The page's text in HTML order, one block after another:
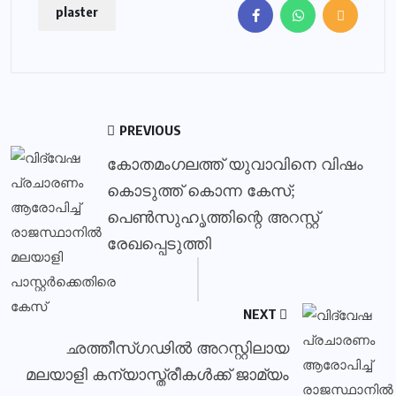
plaster
PREVIOUS
കോതമംഗലത്ത് യുവാവിനെ വിഷം
കൊടുത്ത് കൊന്ന കേസ്;
പെണ്‍സുഹൃത്തിന്റെ അറസ്റ്റ്
രേഖപ്പെടുത്തി
NEXT
ഛത്തീസ്ഗഢില്‍ അറസ്റ്റിലായ
മലയാളി കന്യാസ്ത്രീകള്‍ക്ക് ജാമ്യം